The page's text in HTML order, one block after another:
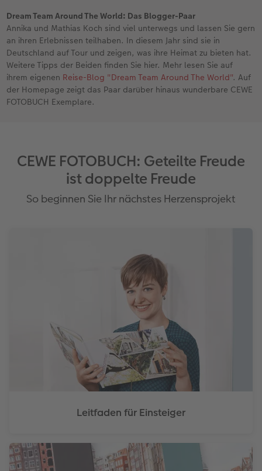
Dream Team Around The World: Das Blogger-Paar
Annika und Mathias Koch sind viel unterwegs und lassen Sie gern
an ihren Erlebnissen teilhaben. In diesem Jahr sind sie in
Deutschland auf Tour und zeigen, was ihre Heimat zu bieten hat.
Weitere Tipps der Beiden finden Sie hier. Mehr lesen Sie auf
ihrem eigenen Reise-Blog "Dream Team Around The World". Auf
der Homepage zeigt das Paar darüber hinaus wunderbare CEWE
FOTOBUCH Exemplare.
CEWE FOTOBUCH: Geteilte Freude
ist doppelte Freude
So beginnen Sie Ihr nächstes Herzensprojekt
Leitfaden für Einsteiger